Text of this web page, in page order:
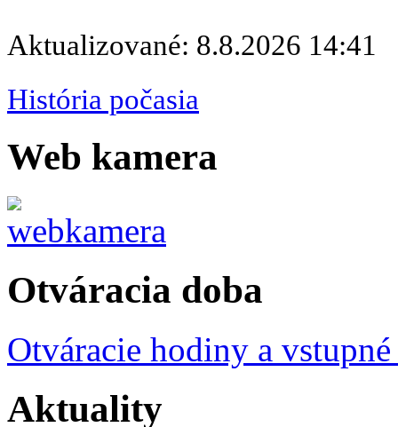
Aktualizované: 8.8.2026 14:41
História počasia
Web kamera
Otváracia doba
Otváracie hodiny a
Aktuality